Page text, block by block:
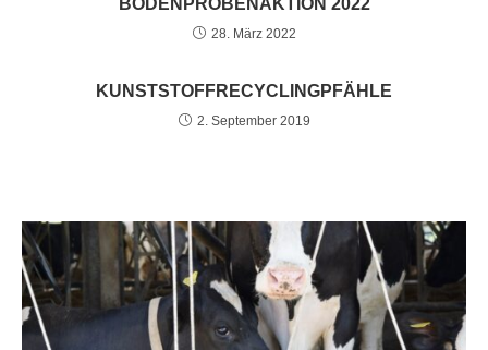
BODENPROBENAKTION 2022
28. März 2022
KUNSTSTOFFRECYCLINGPFÄHLE
2. September 2019